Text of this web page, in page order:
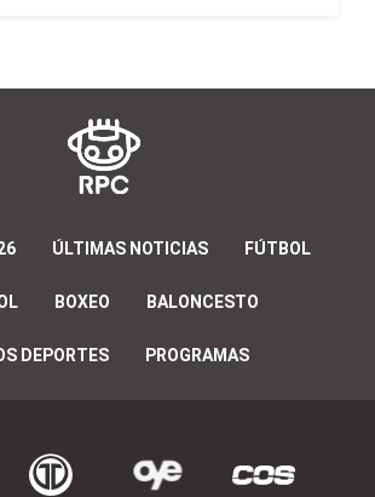
ÚLTIMAS NOTICIAS FÚTBOL
BOXEO BALONCESTO
DEPORTES PROGRAMAS